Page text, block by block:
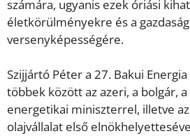
számára, ugyanis ezek óriási
életkörülményekre és a gazdaság
versenyképességére.
Szijjártó Péter a 27. Bakui
többek között az azeri, a bolgár,
energetikai miniszterrel, illetve
olajvállalat első